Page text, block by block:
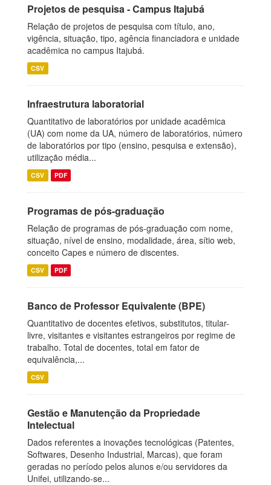
Projetos de pesquisa - Campus Itajubá
Relação de projetos de pesquisa com título, ano,
vigência, situação, tipo, agência financiadora e unidade
acadêmica no campus Itajubá.
CSV
Infraestrutura laboratorial
Quantitativo de laboratórios por unidade acadêmica
(UA) com nome da UA, número de laboratórios, número
de laboratórios por tipo (ensino, pesquisa e extensão),
utilização média...
CSV PDF
Programas de pós-graduação
Relação de programas de pós-graduação com nome,
situação, nível de ensino, modalidade, área, sítio web,
conceito Capes e número de discentes.
CSV PDF
Banco de Professor Equivalente (BPE)
Quantitativo de docentes efetivos, substitutos, titular-
livre, visitantes e visitantes estrangeiros por regime de
trabalho. Total de docentes, total em fator de
equivalência,...
CSV
Gestão e Manutenção da Propriedade
Intelectual
Dados referentes a inovações tecnológicas (Patentes,
Softwares, Desenho Industrial, Marcas), que foram
geradas no período pelos alunos e/ou servidores da
Unifei, utilizando-se...